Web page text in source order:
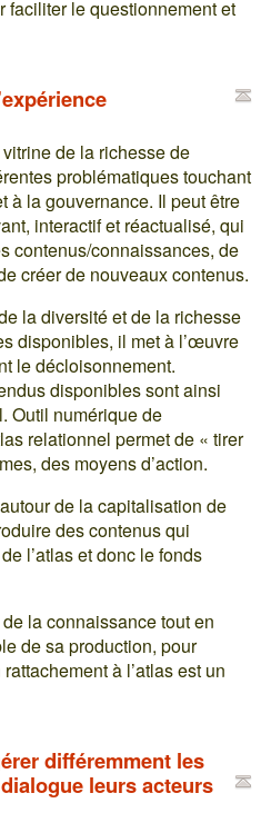
faciliter le questionnement et
de la richesse de
problématiques touchant
à la gouvernance. Il peut être
interactif et réactualisé, qui
contenus/connaissances, de
créer de nouveaux contenus.
la diversité et de la richesse
disponibles, il met à l’œuvre
le décloisonnement.
disponibles sont ainsi
Outil numérique de
relationnel permet de « tirer
des moyens d’action.
de la capitalisation de
des contenus qui
l’atlas et donc le fonds
la connaissance tout en
de sa production, pour
à l’atlas est un
différemment les
leurs acteurs